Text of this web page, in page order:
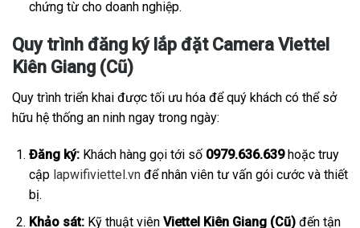
chứng từ cho doanh nghiệp.
Quy trình đăng ký lắp đặt Camera Viettel
Kiên Giang (Cũ)
Quy trình triển khai được tối ưu hóa để quý khách có thể sở
hữu hệ thống an ninh ngay trong ngày:
Đăng ký:Khách hàng gọi tới số 0979.636.639hoặc truy
cập lapwifiviettel.vnđể nhân viên tư vấn gói cước và thiết
bị.
Khảo sát:Kỹ thuật viên Viettel Kiên Giang (Cũ)đến tận